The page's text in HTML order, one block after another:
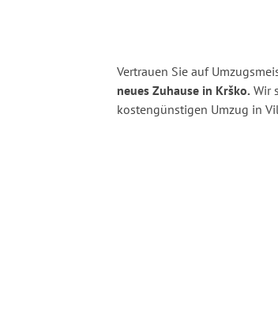
Vertrauen Sie auf
neues Zuhause in Krško. Wir
kostengünstigen Umzug in